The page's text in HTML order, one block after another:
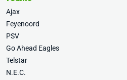
Ajax
Feyenoord
PSV
Go Ahead Eagles
Telstar
N.E.C.